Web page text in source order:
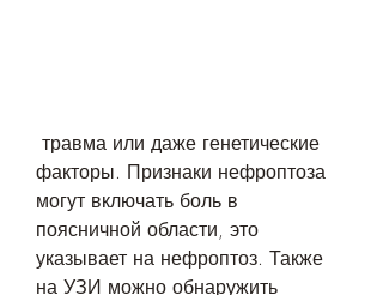
факторы. Признаки нефроптоза
могут включать боль в
поясничной области, это
указывает на нефроптоз. Также
на УЗИ можно обнаружить